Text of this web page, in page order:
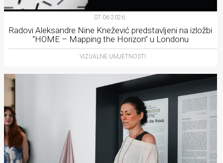
07.06.2026.
Radovi Aleksandre Nine Knežević predstavljeni na izložbi
“HOME – Mapping the Horizon” u Londonu
VIZUALNE UMJETNOSTI